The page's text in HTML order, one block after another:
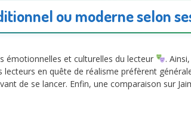
ou moderne selon
émotionnelles et culturelles du lecteur . Ainsi,
en quête de réalisme préfèrent
de se lancer. Enfin, une comparaison sur